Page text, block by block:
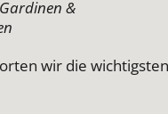
&
wir die